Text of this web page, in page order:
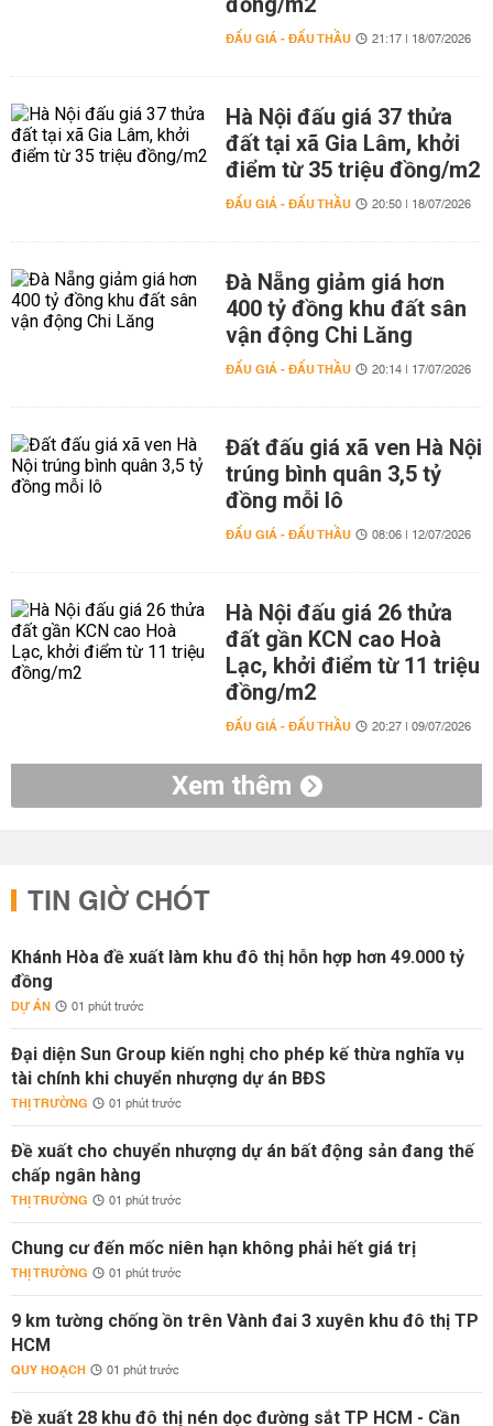
ĐẤU GIÁ - ĐẤU THẦU 21:17 | 18/07/2026
Hà Nội đấu giá 37 thửa
đất tại xã Gia Lâm, khởi
điểm từ 35 triệu đồng/m2
ĐẤU GIÁ - ĐẤU THẦU 20:50 | 18/07/2026
Đà Nẵng giảm giá hơn
400 tỷ đồng khu đất sân
vận động Chi Lăng
ĐẤU GIÁ - ĐẤU THẦU 20:14 | 17/07/2026
Đất đấu giá xã ven Hà Nội
trúng bình quân 3,5 tỷ
đồng mỗi lô
ĐẤU GIÁ - ĐẤU THẦU 08:06 | 12/07/2026
Hà Nội đấu giá 26 thửa
đất gần KCN cao Hoà
Lạc, khởi điểm từ 11 triệu
đồng/m2
ĐẤU GIÁ - ĐẤU THẦU 20:27 | 09/07/2026
Xem thêm
TIN GIỜ CHÓT
Khánh Hòa đề xuất làm khu đô thị hỗn hợp hơn 49.000 tỷ
đồng
DỰ ÁN 01 phút trước
Đại diện Sun Group kiến nghị cho phép kế thừa nghĩa vụ
tài chính khi chuyển nhượng dự án BĐS
THỊ TRƯỜNG 01 phút trước
Đề xuất cho chuyển nhượng dự án bất động sản đang thế
chấp ngân hàng
THỊ TRƯỜNG 01 phút trước
Chung cư đến mốc niên hạn không phải hết giá trị
THỊ TRƯỜNG 01 phút trước
9 km tường chống ồn trên Vành đai 3 xuyên khu đô thị TP
HCM
QUY HOẠCH 01 phút trước
Đề xuất 28 khu đô thị nén dọc đường sắt TP HCM - Cần